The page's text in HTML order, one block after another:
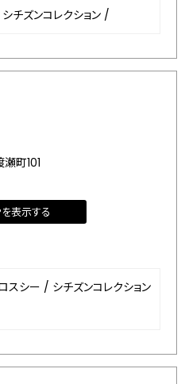
シチズンコレクション /
町101
表示する
スシー / シチズンコレクション